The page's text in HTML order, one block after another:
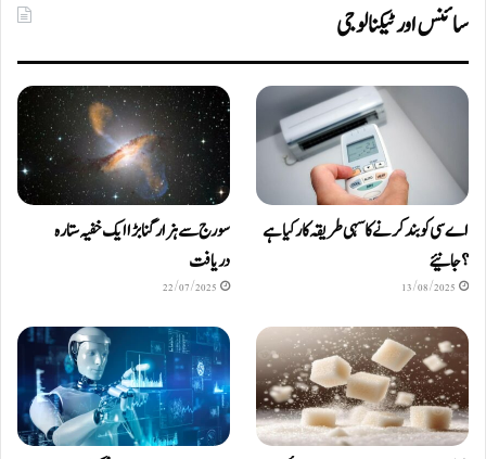
سائنس اور ٹیکنالوجی
اے سی کو بند کرنے کا سہی طریقہ کار کیا ہے
؟ جانیئے
13/08/2025
سورج سے ہزار گنا بڑا ایک خفیہ ستارہ
دریافت
22/07/2025